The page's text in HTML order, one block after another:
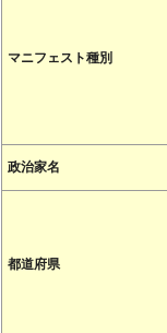
マニフェスト種別
政治家名
都道府県